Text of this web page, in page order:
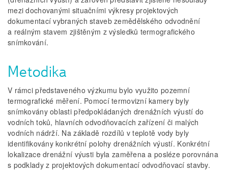
mezi dochovanými situačními výkresy projektových
dokumentací vybraných staveb zemědělského odvodnění
a reálným stavem zjištěným z výsledků termografického
snímkování.
Metodika
V rámci představeného výzkumu bylo využito pozemní
termografické měření. Pomocí termovizní kamery byly
snímkovány oblasti předpokládaných drenážních výustí do
vodních toků, hlavních odvodňovacích zařízení či malých
vodních nádrží. Na základě rozdílů v teplotě vody byly
identifikovány konkrétní polohy drenážních výustí. Konkrétní
lokalizace drenážní výusti byla zaměřena a posléze porovnána
s podklady z projektových dokumentací odvodňovací stavby.